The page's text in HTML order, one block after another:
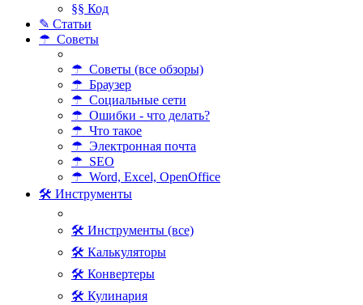
§§ Код
✎ Статьи
☂ Советы
☂ Советы (все обзоры)
☂ Браузер
☂ Социальные сети
☂ Ошибки - что делать?
☂ Что такое
☂ Электронная почта
☂ SEO
☂ Word, Excel, OpenOffice
🛠 Инструменты
🛠 Инструменты (все)
🛠 Калькуляторы
🛠 Конвертеры
🛠 Кулинария